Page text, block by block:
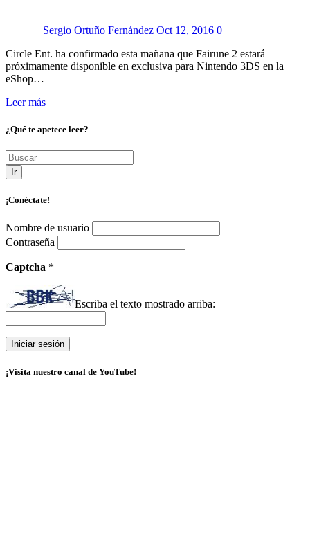
Sergio Ortuño Fernández Oct 12, 2016 0
Circle Ent. ha confirmado esta mañana que Fairune 2 estará
próximamente disponible en exclusiva para Nintendo 3DS en la
eShop…
Leer más
¿Qué te apetece leer?
Ir
¡Conéctate!
Nombre de usuario
Contraseña
Captcha *
Escriba el texto mostrado arriba:
¡Visita nuestro canal de YouTube!